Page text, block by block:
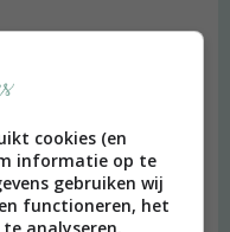
cookies (en
informatie op te
gebruiken wij
functioneren, het